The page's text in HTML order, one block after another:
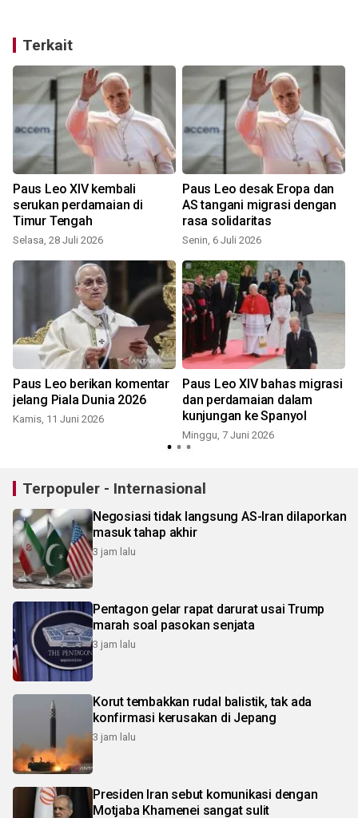
Terkait
Paus Leo XIV kembali
serukan perdamaian di
Timur Tengah
Selasa, 28 Juli 2026
Paus Leo desak Eropa dan
AS tangani migrasi dengan
rasa solidaritas
Senin, 6 Juli 2026
Paus Leo berikan komentar
jelang Piala Dunia 2026
Kamis, 11 Juni 2026
Paus Leo XIV bahas migrasi
dan perdamaian dalam
kunjungan ke Spanyol
Minggu, 7 Juni 2026
Terpopuler - Internasional
Negosiasi tidak langsung AS-Iran dilaporkan
masuk tahap akhir
3 jam lalu
Pentagon gelar rapat darurat usai Trump
marah soal pasokan senjata
3 jam lalu
Korut tembakkan rudal balistik, tak ada
konfirmasi kerusakan di Jepang
3 jam lalu
Presiden Iran sebut komunikasi dengan
Motjaba Khamenei sangat sulit